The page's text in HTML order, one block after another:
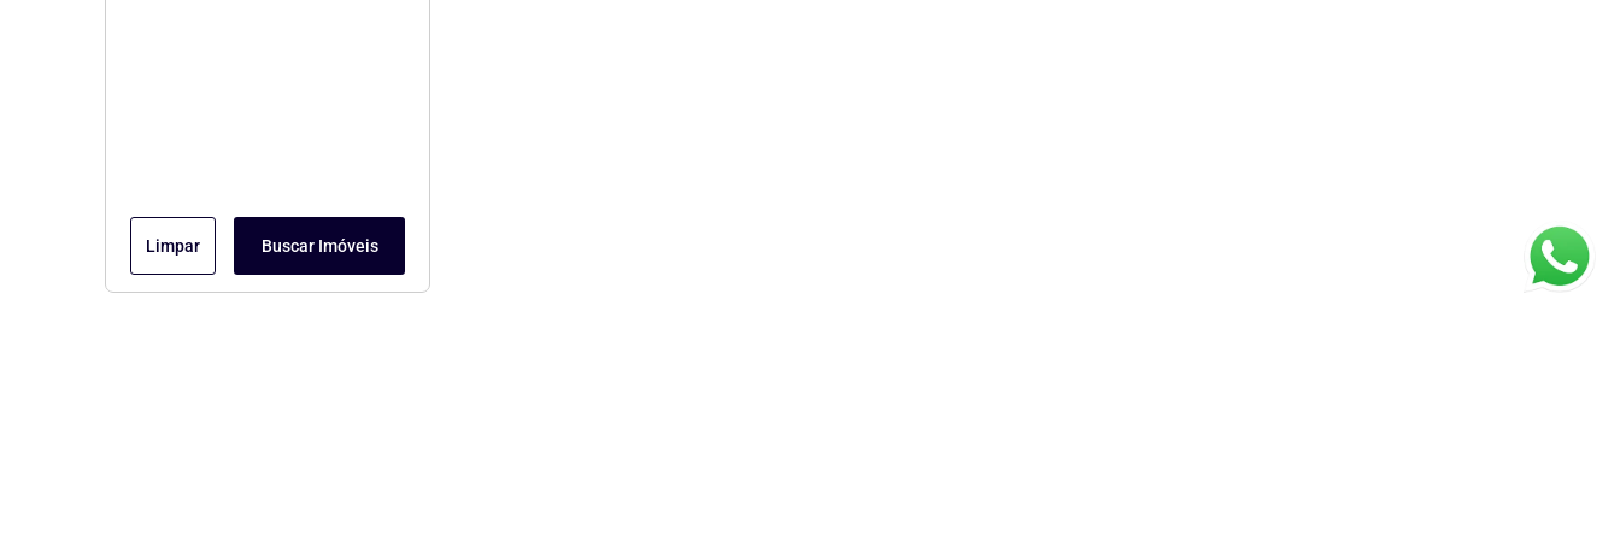
Limpar Buscar Imóveis